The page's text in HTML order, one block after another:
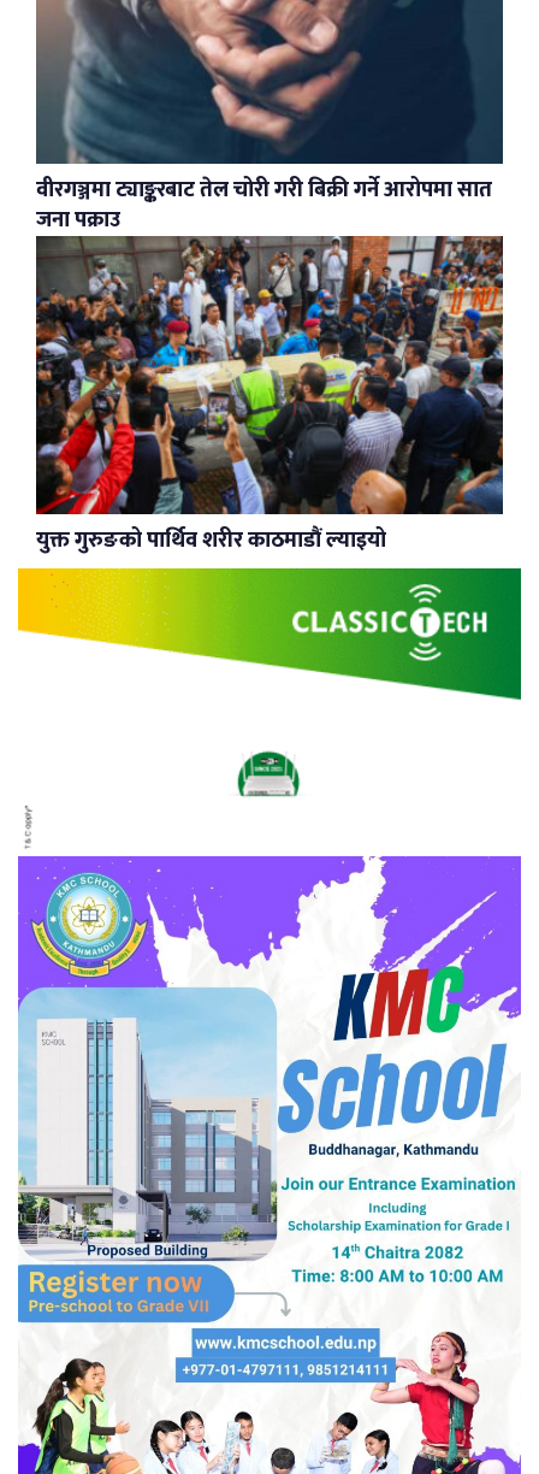
वीरगञ्जमा ट्याङ्करबाट तेल चोरी गरी बिक्री गर्ने आरोपमा सात
जना पक्राउ
युक्त गुरुङको पार्थिव शरीर काठमाडौं ल्याइयो